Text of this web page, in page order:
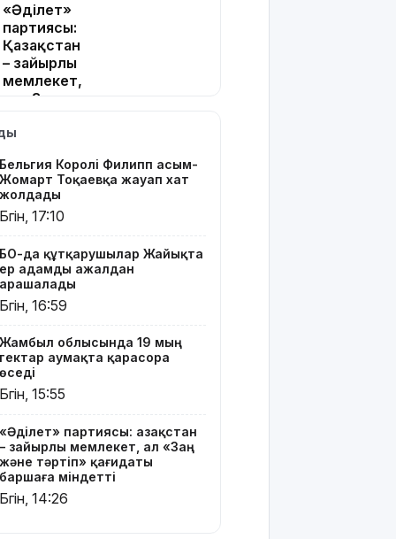
«Әділет»
партиясы:
Қазақстан
– зайырлы
мемлекет,
ал «Заң
тәртіп»
баршаға
міндетті
Украина
және
Кубаньдағы
мұнай
өңдеу
дронмен
шабуыл
жасады
«Жасыл
ел» еңбек
жасақтарының
қатысуымен
экологиялық
Бельгия Королі Филипп Қасым-
Жомарт Тоқаевқа жауап хат
жолдады
Бүгін, 17:10
БҚО-да құтқарушылар Жайықта
ер адамды ажалдан
арашалады
Бүгін, 16:59
Жамбыл облысында 19 мың
гектар аумақта қарасора
өседі
Бүгін, 15:55
«Әділет» партиясы: Қазақстан
– зайырлы мемлекет, ал «Заң
және тәртіп» қағидаты
баршаға міндетті
Бүгін, 14:26